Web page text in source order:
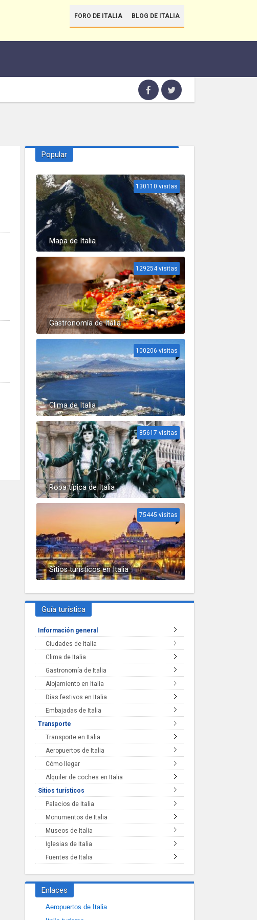
FORO DE ITALIA BLOG DE ITALIA
Popular
Mapa de Italia
130110 visitas
Gastronomía de Italia
129254 visitas
Clima de Italia
100206 visitas
Ropa típica de Italia
85617 visitas
Sitios turísticos en Italia
75445 visitas
Guía turística
Información general
Ciudades de Italia
Clima de Italia
Gastronomía de Italia
Alojamiento en Italia
Días festivos en Italia
Embajadas de Italia
Transporte
Transporte en Italia
Aeropuertos de Italia
Cómo llegar
Alquiler de coches en Italia
Sitios turísticos
Palacios de Italia
Monumentos de Italia
Museos de Italia
Iglesias de Italia
Fuentes de Italia
Enlaces
Aeropuertos de Italia